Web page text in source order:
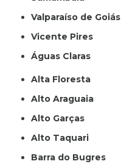
Valparaíso de Goiás
Vicente Pires
Águas Claras
Alta Floresta
Alto Araguaia
Alto Garças
Alto Taquari
Barra do Bugres